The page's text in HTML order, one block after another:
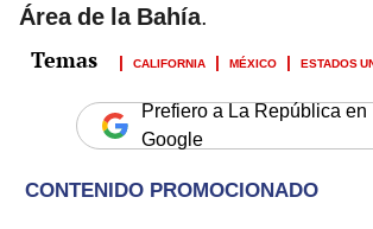
Área de la Bahía.
CALIFORNIA MÉXICO ESTADOS
Prefiero a La República en
Google